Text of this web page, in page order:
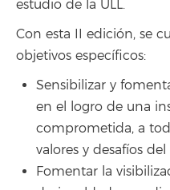
estudio de la ULL.
Con esta II edición, se
objetivos específicos:
Sensibilizar y
en el logro de una
comprometida, a
valores y desafíos
Fomentar la